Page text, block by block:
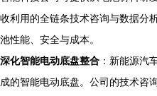
收利用的全链条技术咨询与数据分
池性能、安全与成本。
深化智能电动底盘整合 ：新能源汽
成的智能电动底盘。公司的技术咨